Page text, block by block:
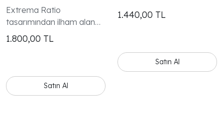
Dayanıklı EDC Cep Çakısı
Extrema Ratio
tasarımından ilham alan
bu şık çakı, sağlam yapısı
ve dikkat çekici krem renk
outdoor aktiviteleri için
ideal bir modeldir.
1.800,00 TL
Satın Al
Sunar
1.440,00 TL
Satın Al